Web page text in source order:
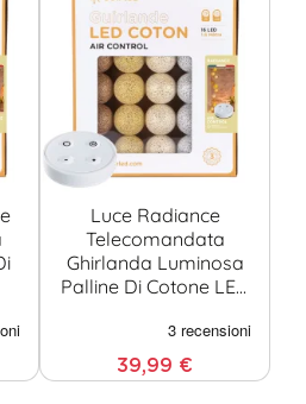
Luce Radiance
Telecomandata
Ghirlanda Luminosa
Palline Di Cotone LED
39,99 €